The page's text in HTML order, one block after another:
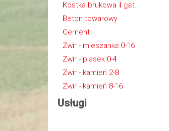
Kostka brukowa II gat.
Beton towarowy
Cement
Żwir - mieszanka 0-16
Żwir - piasek 0-4
Żwir - kamień 2-8
Żwir - kamień 8-16
Usługi